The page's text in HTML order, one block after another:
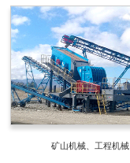
矿山机械、工程机械